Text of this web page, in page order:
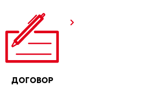
ДОГОВОР